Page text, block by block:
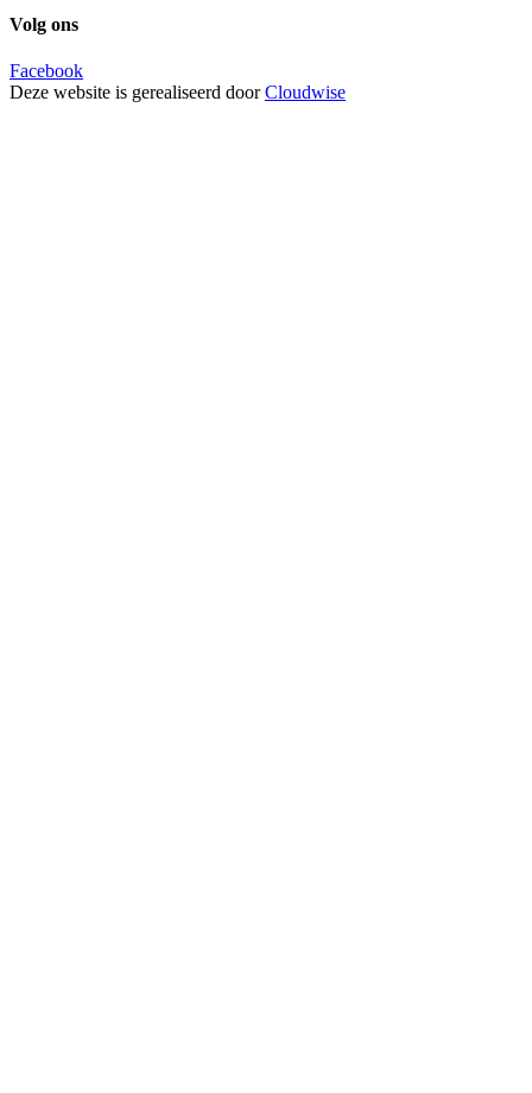
Volg ons
Facebook
Deze website is gerealiseerd doorCloudwise